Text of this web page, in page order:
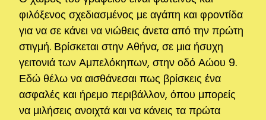
φιλόξενος σχεδιασμένος με αγάπη και φροντίδα
για να σε κάνει να νιώθεις άνετα από την πρώτη
στιγμή. Βρίσκεται στην Αθήνα, σε μια ήσυχη
γειτονιά των Αμπελόκηπων, στην οδό Αώου 9.
Εδώ θέλω να αισθάνεσαι πως βρίσκεις ένα
ασφαλές και ήρεμο περιβάλλον, όπου μπορείς
να μιλήσεις ανοιχτά και να κάνεις τα πρώτα